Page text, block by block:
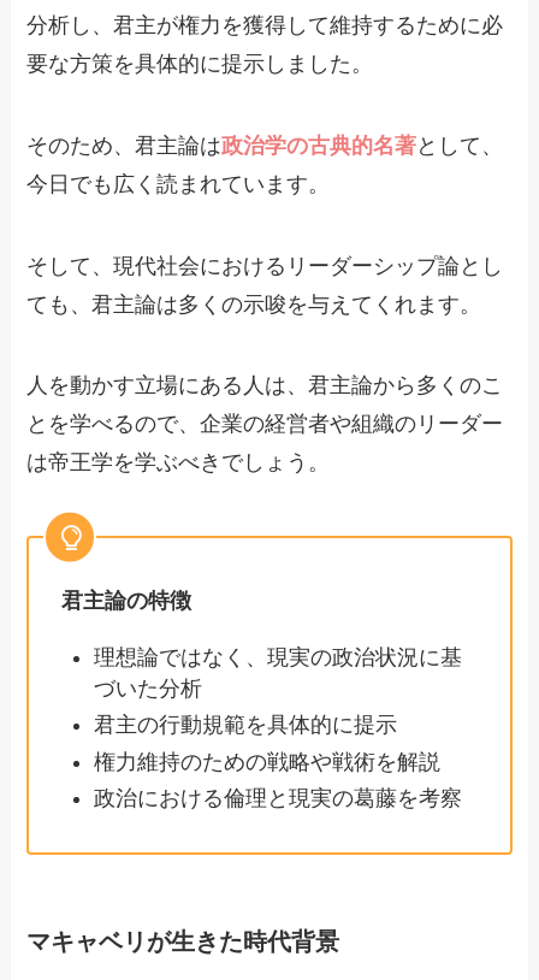
分析し、君主が権力を獲得して維持するために必
要な方策を具体的に提示しました。
そのため、君主論は政治学の古典的名著として、
今日でも広く読まれています。
そして、現代社会におけるリーダーシップ論とし
ても、君主論は多くの示唆を与えてくれます。
人を動かす立場にある人は、君主論から多くのこ
とを学べるので、企業の経営者や組織のリーダー
は帝王学を学ぶべきでしょう。
君主論の特徴
理想論ではなく、現実の政治状況に基
づいた分析
君主の行動規範を具体的に提示
権力維持のための戦略や戦術を解説
政治における倫理と現実の葛藤を考察
マキャベリが生きた時代背景